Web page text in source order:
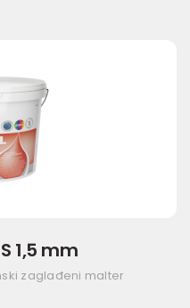
1,5 mm
zaglađeni malter